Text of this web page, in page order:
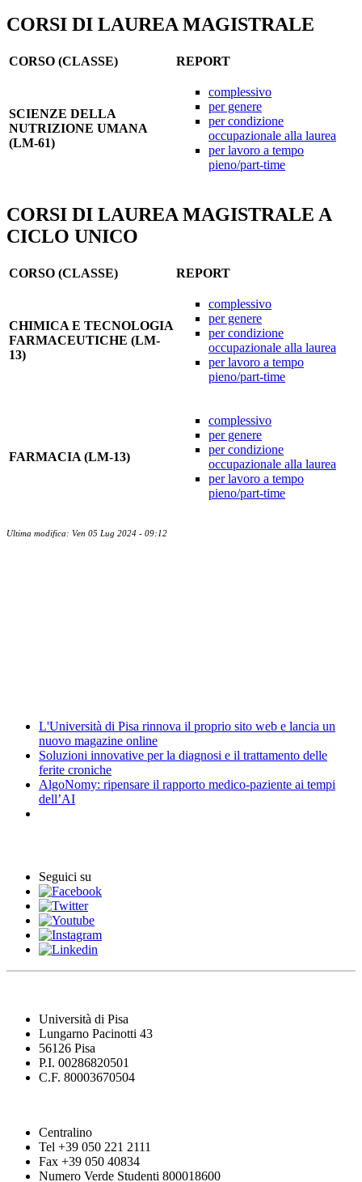
CORSI DI LAUREA MAGISTRALE
CORSO (CLASSE) REPORT
SCIENZE DELLA
NUTRIZIONE UMANA
(LM-61)
complessivo
per genere
per condizione
occupazionale alla laurea
per lavoro a tempo
pieno/part-time
CORSI DI LAUREA MAGISTRALE A
CICLO UNICO
CORSO (CLASSE) REPORT
CHIMICA E TECNOLOGIA
FARMACEUTICHE (LM-
13)
complessivo
per genere
per condizione
occupazionale alla laurea
per lavoro a tempo
pieno/part-time
FARMACIA (LM-13)
complessivo
per genere
per condizione
occupazionale alla laurea
per lavoro a tempo
pieno/part-time
Ultima modifica: Ven 05 Lug 2024 - 09:12
L'Università di Pisa rinnova il proprio sito web e lancia un
nuovo magazine online
Soluzioni innovative per la diagnosi e il trattamento delle
ferite croniche
AlgoNomy: ripensare il rapporto medico-paziente ai tempi
dell’AI
Seguici su
Università di Pisa
Lungarno Pacinotti 43
56126 Pisa
P.I. 00286820501
C.F. 80003670504
Centralino
Tel +39 050 221 2111
Fax +39 050 40834
Numero Verde Studenti 800018600